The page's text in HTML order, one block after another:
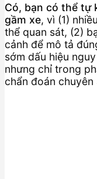
Có, bạn có thể tự
gầm xe, vì (1)
thể quan sát, (2)
cảnh để mô tả
sớm dấu hiệu
nhưng chỉ trong
chẩn đoán chuyên